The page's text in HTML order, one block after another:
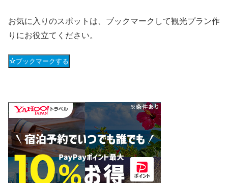
お気に入りのスポットは、ブックマークして観光プラン作
りにお役立てください。
ブックマークする